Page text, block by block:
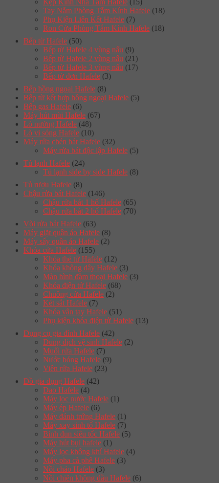
Kẹp Kính Nhà Tắm Hafele (15)
Tay Nắm Phòng Tắm Kính Hafele (18)
Phụ Kiện Liên Kết Hafele (7)
Ron Cửa Phòng Tắm Kính Hafele (18)
Bếp từ Hafele (50)
Bếp từ Hafele 4 vùng nấu (9)
Bếp từ Hafele 2 vùng nấu (21)
Bếp từ Hafele 3 vùng nấu (17)
Bếp từ đơn Hafele (3)
Bếp hồng ngoại Hafele (8)
Bếp từ kết hợp hồng ngoại Hafele (5)
Bếp gas Hafele (6)
Máy hút mùi Hafele (67)
Lò nướng Hafele (48)
Lò vi sóng Hafele (10)
Máy rửa chén bát Hafele (32)
Máy rửa bát độc lập Hafele (5)
Tủ lạnh Hafele (24)
Tủ lạnh side by side Hafele (8)
Tủ rượu Hafele (8)
Chậu rửa bát Hafele (146)
Chậu rửa bát 1 hố Hafele (65)
Chậu rửa bát 2 hố Hafele (70)
Vòi rửa bát Hafele (63)
Máy giặt quần áo Hafele (8)
Máy sấy quần áo Hafele (2)
Khóa cửa Hafele (155)
Khóa thẻ từ Hafele (12)
Khóa không dây Hafele (3)
Màn hình đàm thoại Hafele (3)
Khóa điện tử Hafele (68)
Chuông cửa Hafele (2)
Két sắt Hafele (7)
Khóa vân tay Hafele (51)
Phụ kiện khóa điện tử Hafele (13)
Dụng cụ gia đình Hafele (42)
Dung dịch vệ sinh Hafele (2)
Muối rửa Hafele (7)
Nước bóng Hafele (9)
Viên rửa Hafele (23)
Đồ gia dụng Hafele (42)
Dao Hafele (4)
Máy lọc nước Hafele (1)
Máy ép Hafele (6)
Máy đánh trứng Hafele (1)
Máy xay sinh tố Hafele (7)
Bình đun siêu tốc Hafele (5)
Máy hút bụi hafele (1)
Máy lọc không khí Hafele (4)
Máy pha cà phê Hafele (3)
Nồi chảo Hafele (3)
Nồi chiên không dầu Hafele (6)